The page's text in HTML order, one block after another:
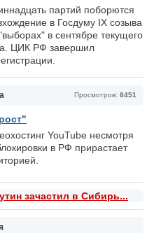
партий поборются
в Госдуму IX созыва
в сентябре текущего
ЦИК РФ завершил
Просмотров: 8451
YouTube несмотря
в РФ прирастает
зачастил в Сибирь...